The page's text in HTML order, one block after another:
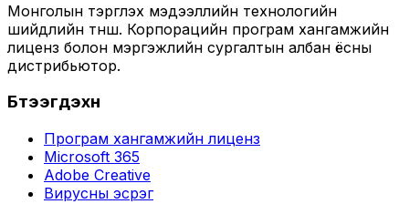
Монголын тэргүүлэх мэдээллийн технологийн
шийдлийн түнш. Корпорацийн програм хангамжийн
лиценз болон мэргэжлийн сургалтын албан ёсны
дистрибьютор.
Бүтээгдэхүүн
Програм хангамжийн лиценз
Microsoft 365
Adobe Creative
Вирусны эсрэг